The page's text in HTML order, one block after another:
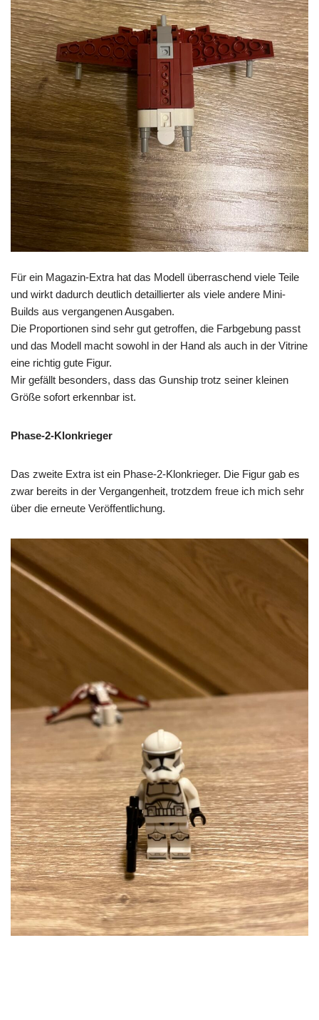
Für ein Magazin-Extra hat das Modell überraschend viele Teile
und wirkt dadurch deutlich detaillierter als viele andere Mini-
Builds aus vergangenen Ausgaben.
Die Proportionen sind sehr gut getroffen, die Farbgebung passt
und das Modell macht sowohl in der Hand als auch in der Vitrine
eine richtig gute Figur.
Mir gefällt besonders, dass das Gunship trotz seiner kleinen
Größe sofort erkennbar ist.
Phase-2-Klonkrieger
Das zweite Extra ist ein Phase-2-Klonkrieger. Die Figur gab es
zwar bereits in der Vergangenheit, trotzdem freue ich mich sehr
über die erneute Veröffentlichung.